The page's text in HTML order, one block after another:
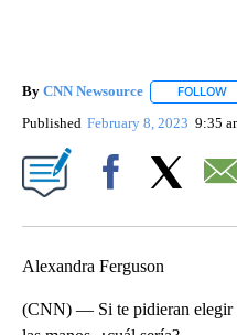
By CNN Newsource FOLLOW
Published February 8, 2023 9:35
Alexandra Ferguson
(CNN) — Si te pidieran elegir